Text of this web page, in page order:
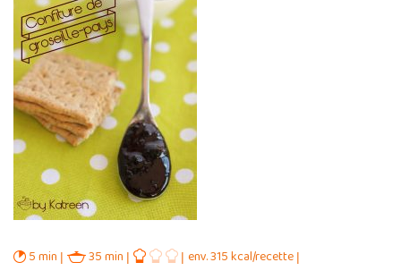
5 min 35 min
env. 315 kcal/recette